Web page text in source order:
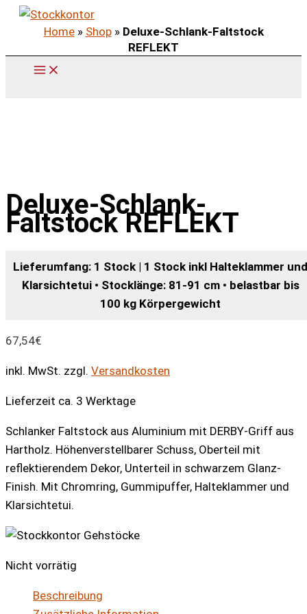
Zum
Home» Shop» Deluxe-Schlank-Faltstock
REFLEKT
Deluxe-Schlank-
Faltstock REFLEKT
Lieferumfang: 1 Stock | 1 Stock inkl Halteklammer und
Klarsichtetui • Stocklänge: 81-91 cm • belastbar bis
100 kg Körpergewicht
67,54€
inkl. MwSt. zzgl. Versandkosten
Lieferzeit ca. 3 Werktage
Schlanker Faltstock aus Aluminium mit DERBY-Griff aus
Hartholz. Höhenverstellbarer Schuss, Oberteil mit
reflektierendem Dekor, Unterteil in schwarzem Glanz-
Finish. Mit Chromring, Gummipuffer, Halteklammer und
Klarsichtetui.
Nicht vorrätig
Beschreibung